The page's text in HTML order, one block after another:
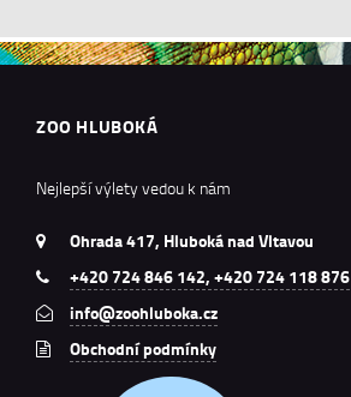
ZOO HLUBOKÁ
Nejlepší výlety vedou k nám
Ohrada 417, Hluboká nad Vltavou
+420 724 846 142, +420 724 118 876
info@zoohluboka.cz
Obchodní podmínky